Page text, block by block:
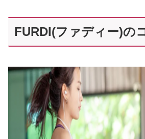
FURDI(ファディー)の